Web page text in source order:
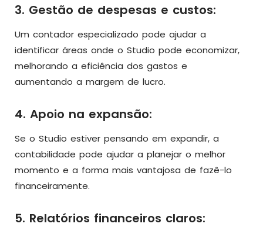
3. Gestão de despesas e custos:
Um contador especializado pode ajudar a
identificar áreas onde o Studio pode economizar,
melhorando a eficiência dos gastos e
aumentando a margem de lucro.
4. Apoio na expansão:
Se o Studio estiver pensando em expandir, a
contabilidade pode ajudar a planejar o melhor
momento e a forma mais vantajosa de fazê-lo
financeiramente.
5. Relatórios financeiros claros: